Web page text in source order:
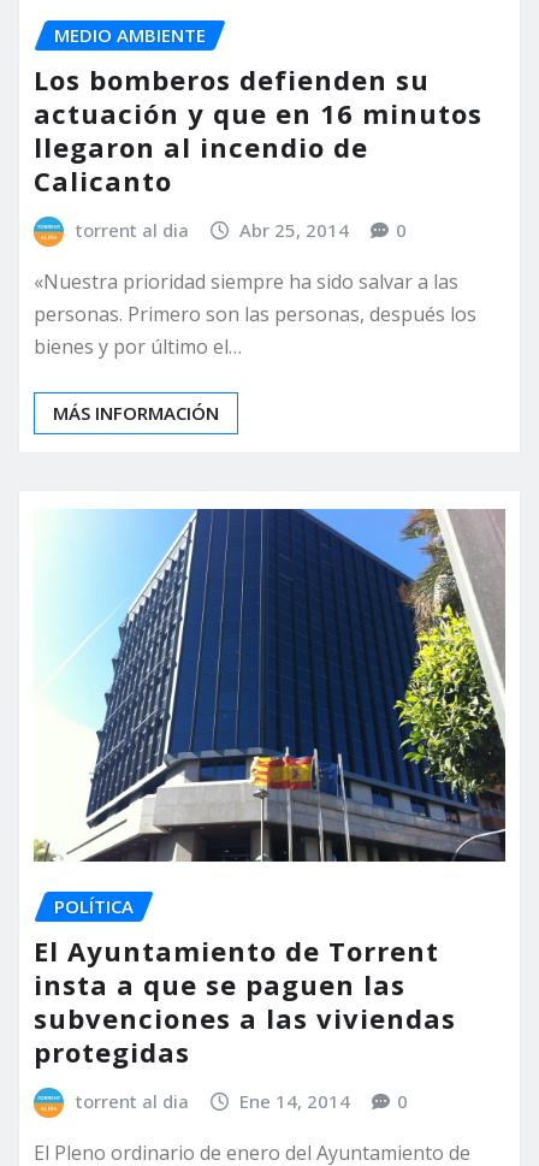
MEDIO AMBIENTE
Los bomberos defienden su
actuación y que en 16 minutos
llegaron al incendio de
Calicanto
torrent al dia Abr 25, 2014 0
«Nuestra prioridad siempre ha sido salvar a las
personas. Primero son las personas, después los
bienes y por último el…
MÁS INFORMACIÓN
POLÍTICA
El Ayuntamiento de Torrent
insta a que se paguen las
subvenciones a las viviendas
protegidas
torrent al dia Ene 14, 2014 0
El Pleno ordinario de enero del Ayuntamiento de